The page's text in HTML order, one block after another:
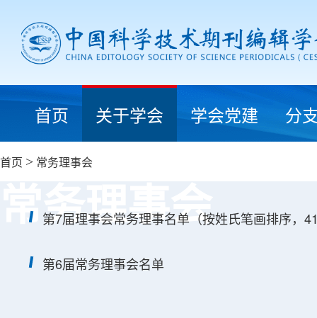
首页 关于学会 学会党建 分
首页 > 常务理事会
常务理事会
第7届理事会常务理事名单（按姓氏笔画排序，
第6届常务理事会名单